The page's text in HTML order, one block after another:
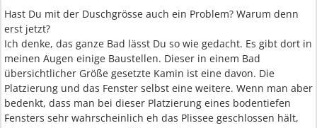
Hast Du mit der Duschgrösse auch ein Problem? Warum denn
erst jetzt?
Ich denke, das ganze Bad lässt Du so wie gedacht. Es gibt dort in
meinen Augen einige Baustellen. Dieser in einem Bad
übersichtlicher Größe gesetzte Kamin ist eine davon. Die
Platzierung und das Fenster selbst eine weitere. Wenn man aber
bedenkt, dass man bei dieser Platzierung eines bodentiefen
Fensters sehr wahrscheinlich eh das Plissee geschlossen hält,